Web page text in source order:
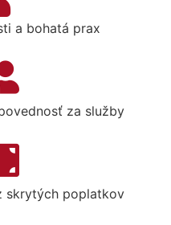
a bohatá prax
za služby
skrytých poplatkov